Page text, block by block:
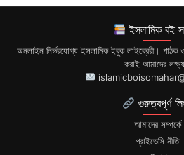
ইসলামিক বই
অনলাইন নির্ভরযোগ্য ইসলামিক ইবুক লাইব্রেরী। পাঠক
করাই আমাদের
গুরুত্বপূর্ণ
আমাদের সম্পর্কে
প্রাইভেসি নীতি